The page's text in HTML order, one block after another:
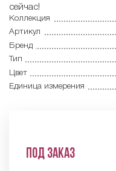
сейчас!
Коллекция
Артикул
Бренд
Тип
Цвет
Единица измерения
Под заказ